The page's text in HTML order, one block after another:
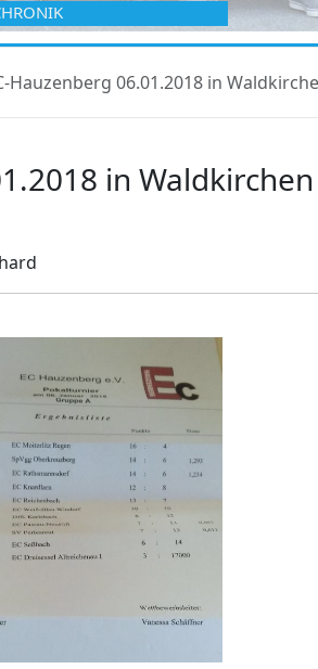
Hauzenberg 06.01.2018 in
in Waldkirchen